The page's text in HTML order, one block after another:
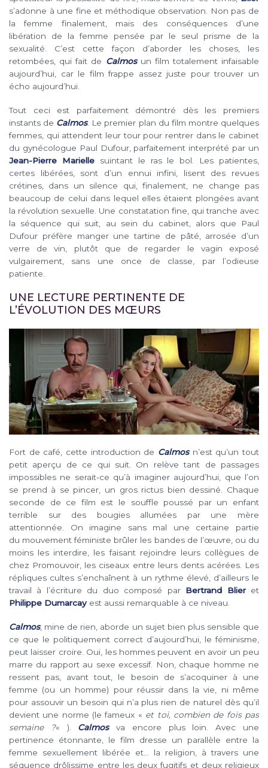
s’adonne à une fine et méthodique observation. Non pas de
la femme finalement, mais des conséquences d’une
libération de la femme pensée par le seul prisme de la
sexualité. C’est cette façon d’aborder les choses, les
retombées, qui fait de Calmos un film totalement infaisable
aujourd’hui, car le film frappe assez juste pour trouver un
écho aujourd’hui.
Tout ceci est parfaitement démontré dès les premiers
instants de Calmos. Le premier plan du film montre quelques
femmes, qui attendent leur tour pour rentrer dans le cabinet
du gynécologue Paul Dufour, parfaitement interprété par un
Jean-Pierre Mariellesuintant le ras le bol. Les patientes,
certes libérées, sont d’un ennui infini, lisent des revues
crétines, dans un silence qui, finalement, ne change pas
beaucoup de celui dans lequel elles étaient plongées avant
la révolution sexuelle. Une constatation fine, qui tranche avec
la séquence qui suit, au sein du cabinet, alors que Paul
Dufour préfère manger une tartine de pâté, arrosée d’un
verre de vin, plutôt que de regarder le vagin exposé
vulgairement, sans une once de classe, par l’odieuse
patiente.
UNE LECTURE PERTINENTE DE
L’ÉVOLUTION DES MŒURS
Fort de café, cette introduction de Calmos n’est qu’un tout
petit aperçu de ce qui suit. On relève tant de passages
impossibles ne serait-ce qu’à imaginer aujourd’hui, que l’on
se prend à se pincer, un gros rictus bien dessiné. Chaque
seconde de ce film est le souffle poussé par un enfant
terrible sur des bougies allumées par une mère
attentionnée. On imagine sans mal une certaine partie
du mouvement féministe brûler les bandes de l’œuvre, ou du
moins les interdire, les faisant rejoindre leurs collègues de
chez Promouvoir, les ciseaux entre leurs dents acérées. Les
répliques cultes s’enchaînent à un rythme élevé, d’ailleurs le
travail à l’écriture du duo composé par Bertrand Blieret
Philippe Dumarcayest aussi remarquable à ce niveau.
Calmos, mine de rien, aborde un sujet bien plus sensible que
ce que le politiquement correct d’aujourd’hui, le féminisme,
peut laisser croire. Oui, les hommes peuvent en avoir un peu
marre du rapport au sexe excessif. Non, chaque homme ne
ressent pas, avant tout, le besoin de s’acoquiner à une
femme (ou un homme) pour réussir dans la vie, ni même
pour assouvir un besoin qui n’a plus rien de naturel dès qu’il
devient une norme (le fameux « et toi, combien de fois pas
semaine ?« ). Calmos
va encore plus loin. Avec une
pertinence étonnante, le film dresse un parallèle entre la
femme sexuellement libérée et… la religion, à travers une
séquence drôlissime entre les deux fugitifs et deux religieux